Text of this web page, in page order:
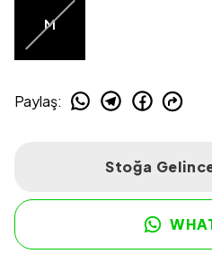
M
Paylaş:
Stoğa